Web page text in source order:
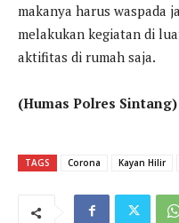
makanya harus waspada
melakukan kegiatan di
aktifitas di rumah saja.
(Humas Polres Sintang)
TAGS Corona Kayan Hilir